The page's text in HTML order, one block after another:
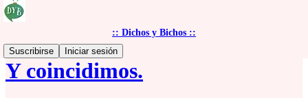
:: Dichos y Bichos ::
Suscribirse
Iniciar sesión
Y coincidimos.